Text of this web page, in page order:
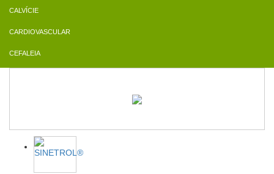
CALVÍCIE
CARDIOVASCULAR
CEFALEIA